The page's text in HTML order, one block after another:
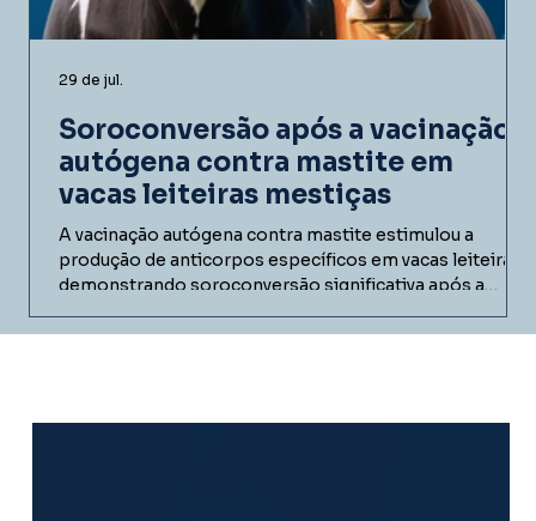
Soroconversão após a vacinação
autógena contra mastite em
vacas leiteiras mestiças
A vacinação autógena contra mastite estimulou a
produção de anticorpos específicos em vacas leiteiras,
demonstrando soroconversão significativa após a
em fazenda comercial e entenda como vacinas
29 de jul.